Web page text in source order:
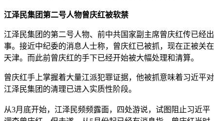
江泽民集团第二号人物曾庆红被软禁
江泽民集团的第二号人物、前中共国家副主席曾庆红传已经出
事。接近中纪委的消息人士称，曾庆红已被抓，现在正被关在
天津。而此前曾庆红的手下已经开始被大幅处理和清算。
曾庆红手上掌握着大量江派犯罪证据，他被抓意味着习近平对
江泽民集团的清理已进入实质性阶段。
从3月底开始，江泽民频频露面，四处游说，试图阻止习近平